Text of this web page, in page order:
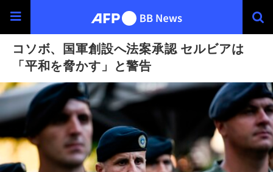
コソボ、国軍創設へ法案承認 セルビアは
「平和を脅かす」と警告